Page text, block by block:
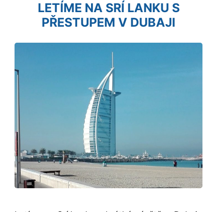
LETÍME NA SRÍ LANKU S
PŘESTUPEM V DUBAJI